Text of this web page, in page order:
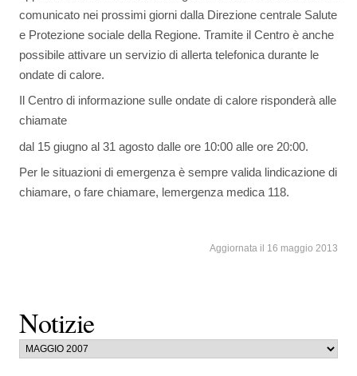
Notizie
comunicato nei prossimi giorni dalla Direzione centrale Salute
e Protezione sociale della Regione. Tramite il Centro è anche
possibile attivare un servizio di allerta telefonica durante le
ondate di calore.
Il Centro di informazione sulle ondate di calore risponderà alle
chiamate
dal 15 giugno al 31 agosto dalle ore 10:00 alle ore 20:00.
Per le situazioni di emergenza è sempre valida lindicazione di
chiamare, o fare chiamare, lemergenza medica 118.
Aggiornata il 16 maggio 2013